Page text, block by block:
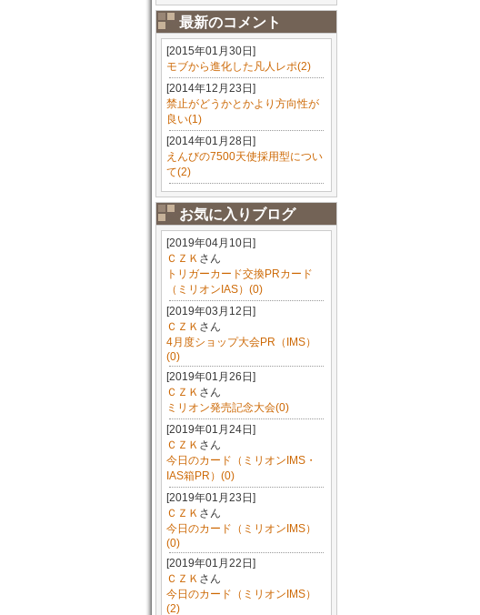
最新のコメント
[2015年01月30日]
モブから進化した凡人レポ(2)
[2014年12月23日]
禁止がどうかとかより方向性が
良い(1)
[2014年01月28日]
えんびの7500天使採用型につい
て(2)
お気に入りブログ
[2019年04月10日]
ＣＺＫ さん
トリガーカード交換PRカード
（ミリオンIAS）(0)
[2019年03月12日]
ＣＺＫ さん
4月度ショップ大会PR（IMS）
(0)
[2019年01月26日]
ＣＺＫ さん
ミリオン発売記念大会(0)
[2019年01月24日]
ＣＺＫ さん
今日のカード（ミリオンIMS・
IAS箱PR）(0)
[2019年01月23日]
ＣＺＫ さん
今日のカード（ミリオンIMS）
(0)
[2019年01月22日]
ＣＺＫ さん
今日のカード（ミリオンIMS）
(2)